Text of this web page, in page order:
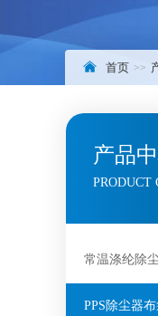
首页
产品
PRODUCT
常温涤纶除
PPS除尘器